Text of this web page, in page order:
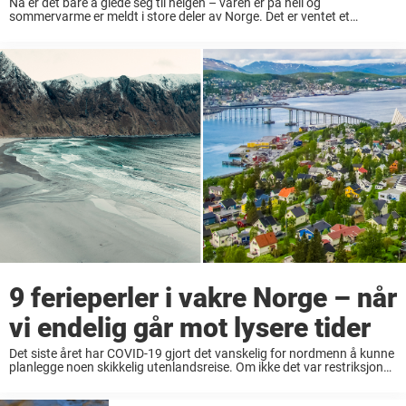
Nå er det bare å glede seg til helgen – våren er på hell og
sommervarme er meldt i store deler av Norge. Det er ventet et
9 ferieperler i vakre Norge – når
vi endelig går mot lysere tider
Det siste året har COVID-19 gjort det vanskelig for nordmenn å kunne
planlegge noen skikkelig utenlandsreise. Om ikke det var restriksjoner